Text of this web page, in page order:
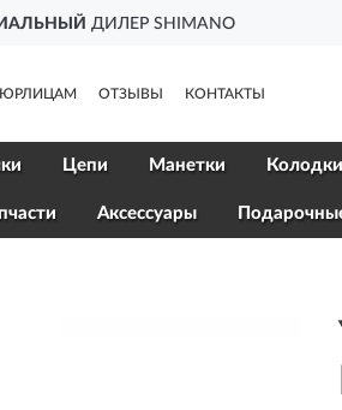
ДИЛЕР SHIMANO
ЮРЛИЦАМ ОТЗЫВЫ КОНТАКТЫ
Цепи Манетки Колодки
Аксессуары